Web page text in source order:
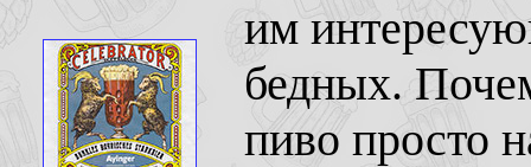
им
бедных.
пиво просто